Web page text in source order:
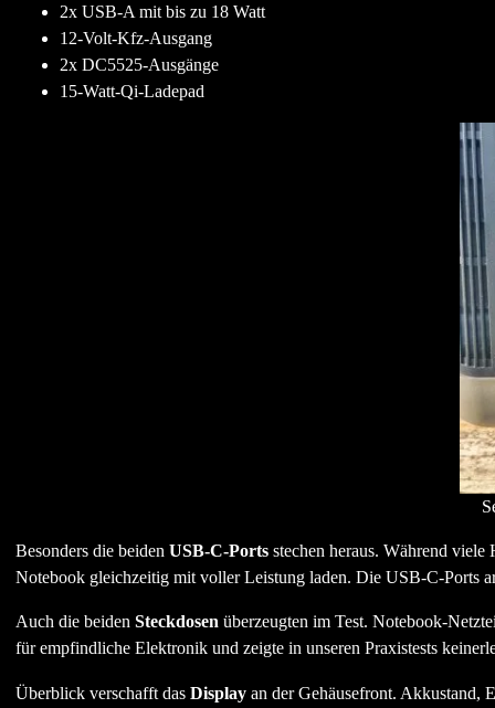
2x USB-A mit bis zu 18 Watt
12-Volt-Kfz-Ausgang
2x DC5525-Ausgänge
15-Watt-Qi-Ladepad
Besonders die beiden USB-C-Portsstechen heraus. Während viele
Notebook gleichzeitig mit voller Leistung laden. Die USB-C-Ports
Auch die beiden Steckdosen überzeugten im Test. Notebook-
für empfindliche Elektronik und zeigte in unseren Praxistests
Überblick verschafft das Displayan der Gehäusefront. Akkustand,